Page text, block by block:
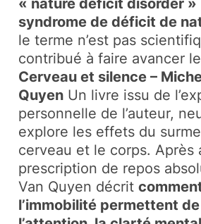
« nature deficit disorder »
syndrome de déficit de
le terme n’est pas
contribué à faire avancer
Cerveau et silence –
Quyen Un livre issu de
personnelle de l’auteur,
explore les effets du
cerveau et le corps. Après
prescription de repos
Van Quyen décrit
l’immobilité permettent